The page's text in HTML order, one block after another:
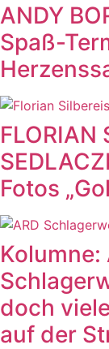
ANDY
Spaß-
FLORIAN
Fotos
Kolumne:
doch
auf der